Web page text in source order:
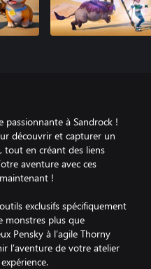
passionnante à Sandrock !
découvrir et capturer un
tout en créant des liens
aventure avec ces
!
exclusifs spécifiquement
monstres plus que
Pensky à l’agile Thorny
l’aventure de votre atelier